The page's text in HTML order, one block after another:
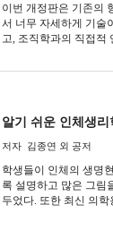
이번 개정판은 기존의
서 너무 자세하게 기술
고, 조직학과의 직접적
도 꼭 필요하다고 생각
알기 쉬운 인체생리
저자 김종연 외 공저
학생들이 인체의 생명
록 설명하고 많은 그림
두었다. 또한 최신 의